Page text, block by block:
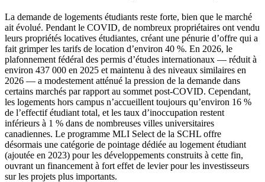
La demande de logements étudiants reste forte, bien que le marché
ait évolué. Pendant le COVID, de nombreux propriétaires ont vendu
leurs propriétés locatives étudiantes, créant une pénurie d’offre qui a
fait grimper les tarifs de location d’environ 40 %. En 2026, le
plafonnement fédéral des permis d’études internationaux — réduit à
environ 437 000 en 2025 et maintenu à des niveaux similaires en
2026 — a modestement atténué la pression de la demande dans
certains marchés par rapport au sommet post-COVID. Cependant,
les logements hors campus n’accueillent toujours qu’environ 16 %
de l’effectif étudiant total, et les taux d’inoccupation restent
inférieurs à 1 % dans de nombreuses villes universitaires
canadiennes. Le programme MLI Select de la SCHL offre
désormais une catégorie de pointage dédiée au logement étudiant
(ajoutée en 2023) pour les développements construits à cette fin,
ouvrant un financement à fort effet de levier pour les investisseurs
sur les projets plus importants.